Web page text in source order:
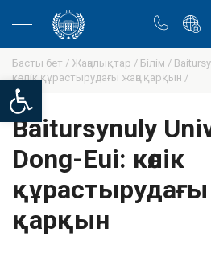
Open toolbar
Басты бет / Жаңалықтар / Білім /
көлік құрастырудағы жаңа қарқын /
Baitursynuly
Dong-Eui: көлік
қарқын